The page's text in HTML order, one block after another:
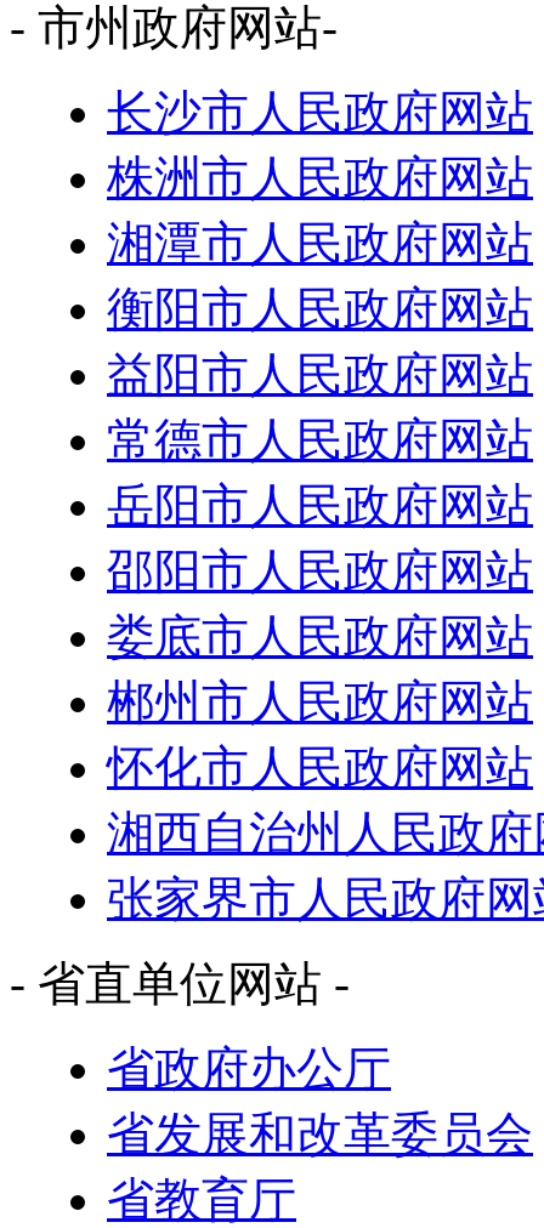
- 市州政府网站-
长沙市人民政府网站
株洲市人民政府网站
湘潭市人民政府网站
衡阳市人民政府网站
益阳市人民政府网站
常德市人民政府网站
岳阳市人民政府网站
邵阳市人民政府网站
娄底市人民政府网站
郴州市人民政府网站
怀化市人民政府网站
湘西自治州人民政
张家界市人民政府网
- 省直单位网站 -
省政府办公厅
省发展和改革委员会
省教育厅